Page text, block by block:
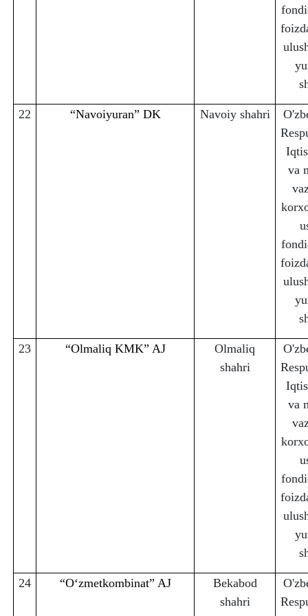
22 “Navoiyuran” DK Navoiy shahri
va
23 “Olmaliq KMK” AJ
Olmaliq
shahri
va
24 “Oʻzmetkombinat” AJ
Bekabod
shahri